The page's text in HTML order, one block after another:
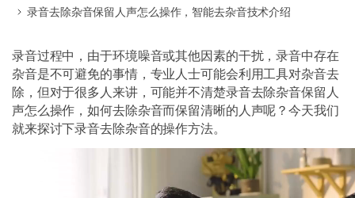
录音去除杂音保留人声怎么操作，智能去杂音技术介绍
录音过程中，由于环境噪音或其他因素的干扰，录音中存在
杂音是不可避免的事情，专业人士可能会利用工具对杂音去
除，但对于很多人来讲，可能并不清楚录音去除杂音保留人
声怎么操作，如何去除杂音而保留清晰的人声呢？今天我们
就来探讨下录音去除杂音的操作方法。